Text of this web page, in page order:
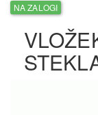
NA ZALOGI